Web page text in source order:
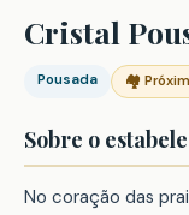
Cristal
Pousada 🏘️
Sobre o
No coração das